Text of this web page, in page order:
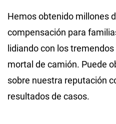
Hemos obtenido millones
compensación para
lidiando con los
mortal de camión. Puede
sobre nuestra reputación
resultados de casos.